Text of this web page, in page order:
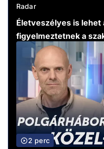
Radar
Életveszélyes is lehet
figyelmeztetnek a
2 perc